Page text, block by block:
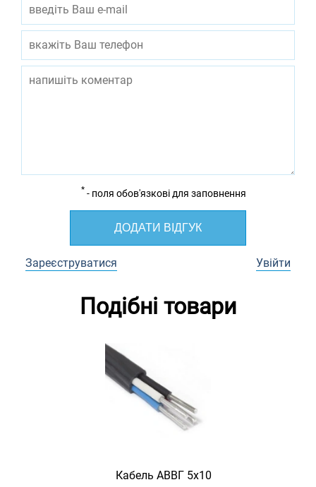
* - поля обов'язкові для заповнення
ДОДАТИ ВІДГУК
Зареєструватися Увійти
Подібні товари
Кабель АВВГ 5х10